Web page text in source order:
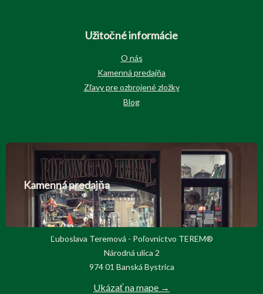
Užitočné informácie
O nás
Kamenná predajňa
Zľavy pre ozbrojené zložky
Blog
Kamenná predajňa
Ľuboslava Teremová - Poľovnictvo TEREM®
Národná ulica 2
974 01 Banská Bystrica
Ukázať na mape →